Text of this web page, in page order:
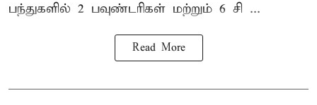
பந்துகளில் 2 பவுண்டரிகள் மற்றும் 6 சி ...
Read More